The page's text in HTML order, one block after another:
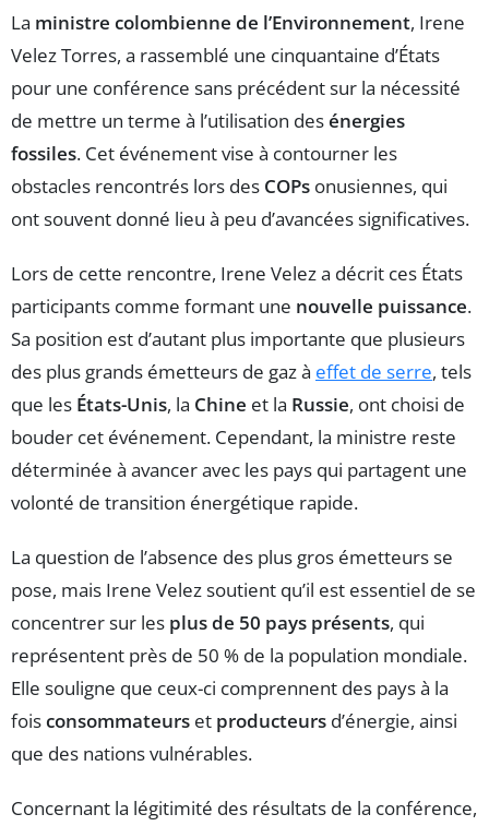
La ministre colombienne de l’Environnement, Irene
Velez Torres, a rassemblé une cinquantaine d’États
pour une conférence sans précédent sur la nécessité
de mettre un terme à l’utilisation desénergies
fossiles. Cet événement vise à contourner les
obstacles rencontrés lors des COPs onusiennes, qui
ont souvent donné lieu à peu d’avancées significatives.
Lors de cette rencontre, Irene Velez a décrit ces États
participants comme formant une nouvelle puissance.
Sa position est d’autant plus importante que plusieurs
des plus grands émetteurs de gaz à effet de serre, tels
que les États-Unis, la Chine et la Russie, ont choisi de
bouder cet événement. Cependant, la ministre reste
déterminée à avancer avec les pays qui partagent une
volonté de transition énergétique rapide.
La question de l’absence des plus gros émetteurs se
pose, mais Irene Velez soutient qu’il est essentiel de se
concentrer sur les plus de 50 pays présents, qui
représentent près de 50 % de la population mondiale.
Elle souligne que ceux-ci comprennent des pays à la
foisconsommateurs et producteurs d’énergie, ainsi
que des nations vulnérables.
Concernant la légitimité des résultats de la conférence,